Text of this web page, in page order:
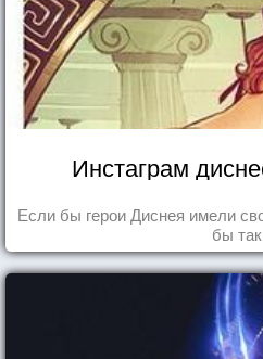
Инстаграм
Если бы герои Диснея имели
бы